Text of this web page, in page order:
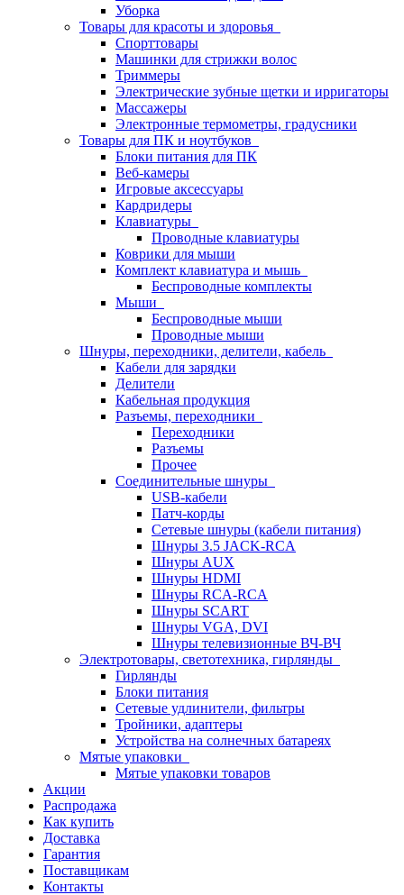
Уборка
Товары для красоты и здоровья
Спорттовары
Машинки для стрижки волос
Триммеры
Электрические зубные щетки и ирригаторы
Массажеры
Электронные термометры, градусники
Товары для ПК и ноутбуков
Блоки питания для ПК
Веб-камеры
Игровые аксессуары
Кардридеры
Клавиатуры
Проводные клавиатуры
Коврики для мыши
Комплект клавиатура и мышь
Беспроводные комплекты
Мыши
Беспроводные мыши
Проводные мыши
Шнуры, переходники, делители, кабель
Кабели для зарядки
Делители
Кабельная продукция
Разъемы, переходники
Переходники
Разъемы
Прочее
Соединительные шнуры
USB-кабели
Патч-корды
Сетевые шнуры (кабели питания)
Шнуры 3.5 JACK-RCA
Шнуры AUX
Шнуры HDMI
Шнуры RCA-RCA
Шнуры SCART
Шнуры VGA, DVI
Шнуры телевизионные ВЧ-ВЧ
Электротовары, светотехника, гирлянды
Гирлянды
Блоки питания
Сетевые удлинители, фильтры
Тройники, адаптеры
Устройства на солнечных батареях
Мятые упаковки
Мятые упаковки товаров
Акции
Распродажа
Как купить
Доставка
Гарантия
Поставщикам
Контакты